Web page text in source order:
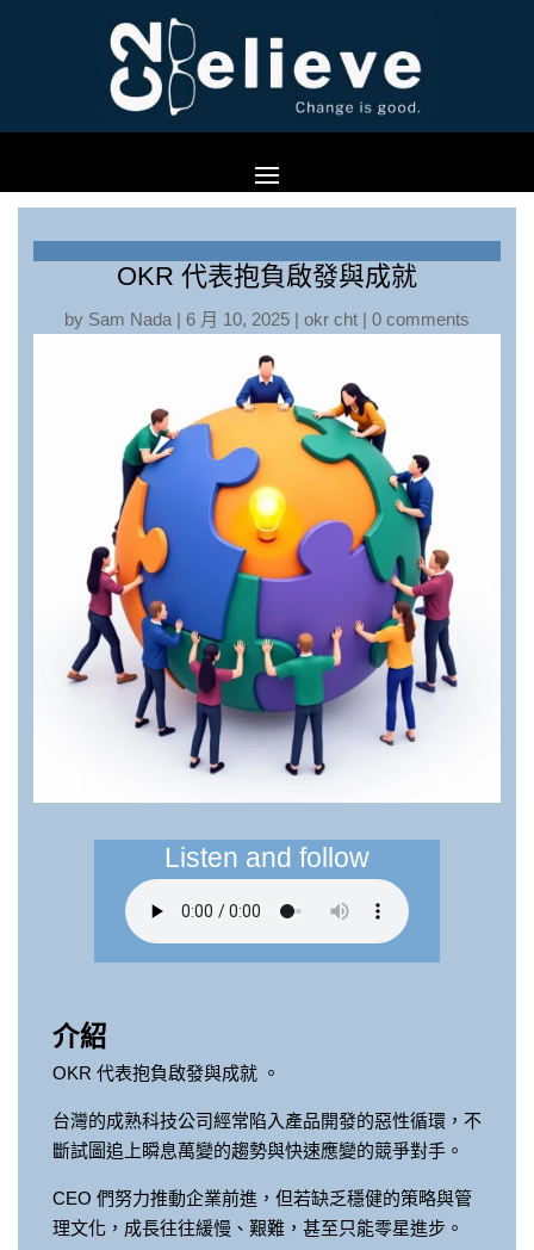
OKR 代表抱負啟發與成就
by Sam Nada| 6 月 10, 2025 | okr cht | 0 comments
Listen and follow
介紹
OKR 代表抱負啟發與成就 。
台灣的成熟科技公司經常陷入產品開發的惡性循環，不
斷試圖追上瞬息萬變的趨勢與快速應變的競爭對手。
CEO 們努力推動企業前進，但若缺乏穩健的策略與管
理文化，成長往往緩慢、艱難，甚至只能零星進步。